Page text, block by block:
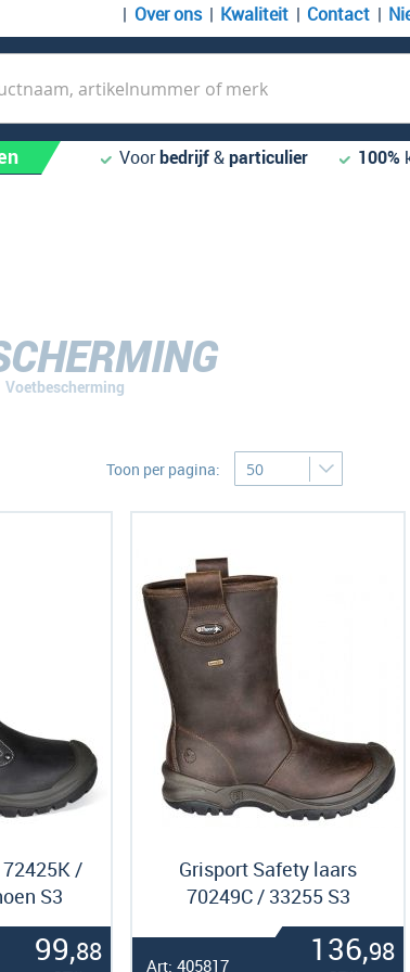
Over ons Kwaliteit Contact
Voorbedrijf&particulier 100%
Voetbescherming
Toon per pagina:
/
S3
99,88
Grisport Safety laars
70249C / 33255 S3
136,98
Art: 405817